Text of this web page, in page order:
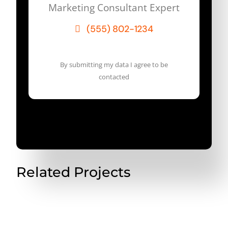
Marketing Consultant Expert
(555) 802-1234
By submitting my data I agree to be
contacted
Related Projects